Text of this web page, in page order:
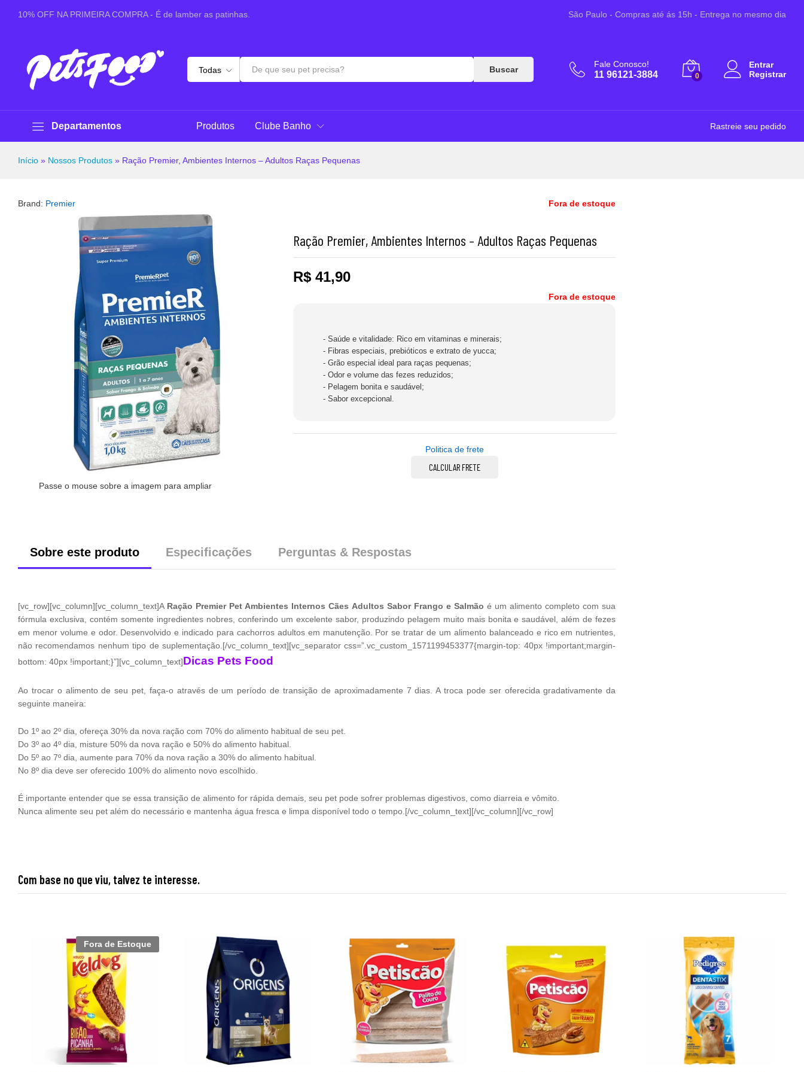
10% OFF NA PRIMEIRA COMPRA - É de lamber as patinhas. São Paulo - Compras até ás 15h - Entrega no mesmo dia
Todas Buscar
Fale Conosco!
11 96121-3884 0
Entrar
Registrar
Departamentos Produtos Clube Banho Rastreie seu pedido
Início » Nossos Produtos » Ração Premier, Ambientes Internos – Adultos Raças Pequenas
Brand: Premier Fora de estoque
Passe o mouse sobre a imagem para ampliar
Ração Premier, Ambientes Internos – Adultos Raças Pequenas
R$41,90
Fora de estoque
- Saúde e vitalidade: Rico em vitaminas e minerais;
- Fibras especiais, prebióticos e extrato de yucca;
- Grão especial ideal para raças pequenas;
- Odor e volume das fezes reduzidos;
- Pelagem bonita e saudável;
- Sabor excepcional.
Politica de frete
CALCULAR FRETE
Sobre este produto Especificações Perguntas & Respostas
[vc_row][vc_column][vc_column_text]A Ração Premier Pet Ambientes Internos Cães Adultos Sabor Frango e Salmão é um alimento completo com sua
fórmula exclusiva, contém somente ingredientes nobres, conferindo um excelente sabor, produzindo pelagem muito mais bonita e saudável, além de fezes
em menor volume e odor. Desenvolvido e indicado para cachorros adultos em manutenção. Por se tratar de um alimento balanceado e rico em nutrientes,
não recomendamos nenhum tipo de suplementação.[/vc_column_text][vc_separator css=”.vc_custom_1571199453377{margin-top: 40px !important;margin-
bottom: 40px !important;}”][vc_column_text]Dicas Pets Food
Ao trocar o alimento de seu pet, faça-o através de um período de transição de aproximadamente 7 dias. A troca pode ser oferecida gradativamente da
seguinte maneira:
Do 1º ao 2º dia, ofereça 30% da nova ração com 70% do alimento habitual de seu pet.
Do 3º ao 4º dia, misture 50% da nova ração e 50% do alimento habitual.
Do 5º ao 7º dia, aumente para 70% da nova ração a 30% do alimento habitual.
No 8º dia deve ser oferecido 100% do alimento novo escolhido.
É importante entender que se essa transição de alimento for rápida demais, seu pet pode sofrer problemas digestivos, como diarreia e vômito.
Nunca alimente seu pet além do necessário e mantenha água fresca e limpa disponível todo o tempo.[/vc_column_text][/vc_column][/vc_row]
Com base no que viu, talvez te interesse.
Fora de Estoque
Sobre este produto Especificações Perguntas & Respostas